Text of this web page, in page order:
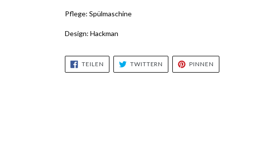
Pflege: Spülmaschine
Design: Hackman
TEILEN
FACEBOOK
TEILEN
TWITTERN
TWITTER
TWITTERN
PINNEN
PINNEN